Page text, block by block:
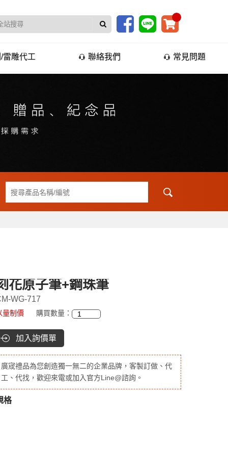
雷雕代工 聯絡我們 常見問題
花原子筆+鋼珠筆
WG-717
量制價 購買數量：
加入詢價單
廣宬禮品為您創造獨一無二的企業品牌，客製訂做、代
工、代找，歡迎來電或加入官方Line@諮詢。
格